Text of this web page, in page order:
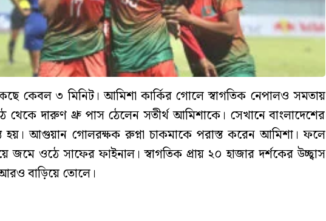
কেবল ৩ মিনিট। আমিশা কার্কির গোলে স্বাগতিক নেপালও সমতায়
থেকে দারুণ থ্রু পাস ঠেলেন সতীর্থ আমিশাকে। সেখানে বাংলাদেশের
হয়। আগুয়ান গোলরক্ষক রুপ্না চাকমাকে পরাস্ত করেন আমিশা। ফলে
জমে ওঠে সাফের ফাইনাল। স্বাগতিক প্রায় ২০ হাজার দর্শকের উচ্ছ্বাস
বাড়িয়ে তোলে।